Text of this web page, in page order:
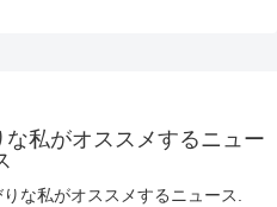
私がオススメするニュー
な私がオススメするニュース.